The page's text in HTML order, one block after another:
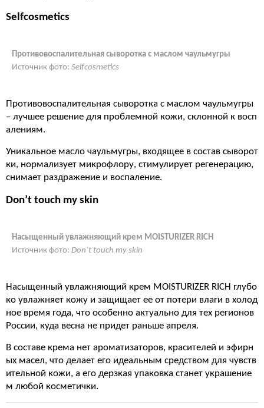
Selfcosmetics
Противовоспалительная сыворотка с маслом чаульмугры
Источник фото: Selfcosmetics
Противовоспалительная сыворотка с маслом чаульмугры
– лучшее решение для проблемной кожи, склонной к восп
алениям.
Уникальное масло чаульмугры, входящее в состав сыворот
ки, нормализует микрофлору, стимулирует регенерацию,
снимает раздражение и воспаление.
Don’t touch my skin
Насыщенный увлажняющий крем MOISTURIZER RICH
Источник фото: Don’t touch my skin
Насыщенный увлажняющий крем MOISTURIZER RICH глубо
ко увлажняет кожу и защищает ее от потери влаги в холод
ное время года, что особенно актуально для тех регионов
России, куда весна не придет раньше апреля.
В составе крема нет ароматизаторов, красителей и эфирн
ых масел, что делает его идеальным средством для чувств
ительной кожи, а его дерзкая упаковка станет украшение
м любой косметички.